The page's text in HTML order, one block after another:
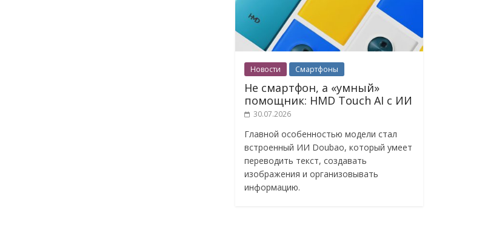
Новости Смартфоны
Не смартфон, а «умный»
помощник: HMD Touch AI с ИИ
30.07.2026
Главной особенностью модели стал
встроенный ИИ Doubao, который умеет
переводить текст, создавать
изображения и организовывать
информацию.